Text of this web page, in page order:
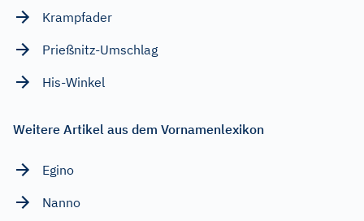
Krampfader
Prießnitz-Umschlag
His-Winkel
Weitere Artikel aus dem Vornamenlexikon
Egino
Nanno